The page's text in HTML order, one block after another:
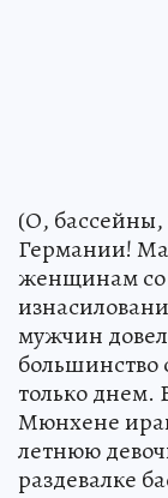
(О, бассейны,
Германии!
женщинам со
мужчин
большинство
только днем.
Мюнхене
летнюю
раздевалке